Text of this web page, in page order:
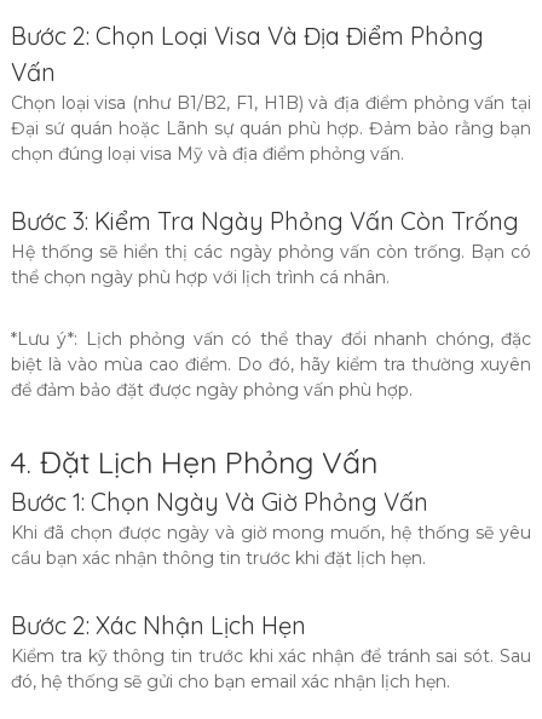
Bước 2: Chọn Loại Visa Và Địa Điểm Phỏng
Vấn
Chọn loại visa (như B1/B2, F1, H1B) và địa điểm phỏng vấn tại
Đại sứ quán hoặc Lãnh sự quán phù hợp. Đảm bảo rằng bạn
chọn đúng loại visa Mỹ và địa điểm phỏng vấn.
Bước 3: Kiểm Tra Ngày Phỏng Vấn Còn Trống
Hệ thống sẽ hiển thị các ngày phỏng vấn còn trống. Bạn có
thể chọn ngày phù hợp với lịch trình cá nhân.
*Lưu ý*: Lịch phỏng vấn có thể thay đổi nhanh chóng, đặc
biệt là vào mùa cao điểm. Do đó, hãy kiểm tra thường xuyên
để đảm bảo đặt được ngày phỏng vấn phù hợp.
4. Đặt Lịch Hẹn Phỏng Vấn
Bước 1: Chọn Ngày Và Giờ Phỏng Vấn
Khi đã chọn được ngày và giờ mong muốn, hệ thống sẽ yêu
cầu bạn xác nhận thông tin trước khi đặt lịch hẹn.
Bước 2: Xác Nhận Lịch Hẹn
Kiểm tra kỹ thông tin trước khi xác nhận để tránh sai sót. Sau
đó, hệ thống sẽ gửi cho bạn email xác nhận lịch hẹn.